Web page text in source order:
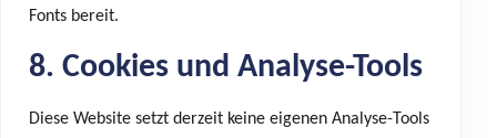
Fontsbereit.
8. Cookies und Analyse-Tools
Diese Website setzt derzeit keine eigenen Analyse-Tools